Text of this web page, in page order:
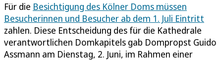
Für die Besichtigung des Kölner Doms müssen
Besucherinnen und Besucher ab dem 1. Juli Eintritt
zahlen. Diese Entscheidung des für die Kathedrale
verantwortlichen Domkapitels gab Dompropst Guido
Assmann am Dienstag, 2. Juni, im Rahmen einer